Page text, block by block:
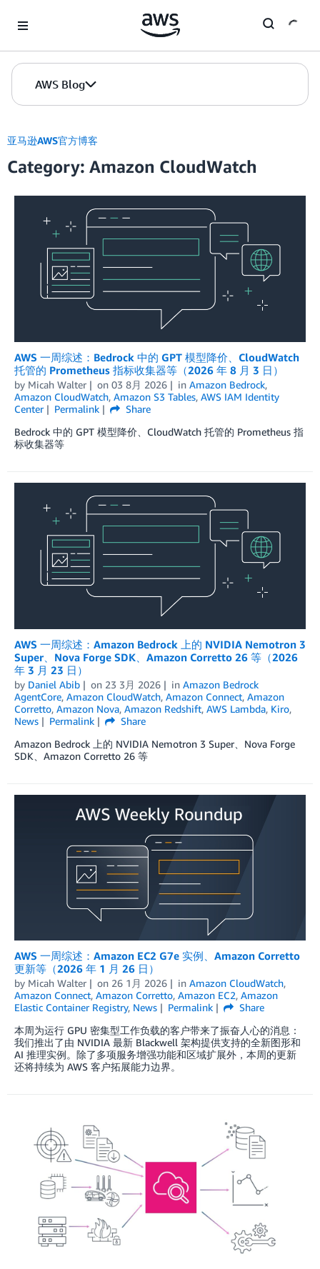
AWS Blog
亚马逊AWS官方博客
Category: Amazon CloudWatch
AWS 一周综述：Bedrock 中的 GPT 模型降价、CloudWatch
托管的 Prometheus 指标收集器等（2026 年 8 月 3 日）
by Micah Walter on 03 8月 2026 in Amazon Bedrock,
Amazon CloudWatch, Amazon S3 Tables, AWS IAM Identity
Center
Permalink
Share
Bedrock 中的 GPT 模型降价、CloudWatch 托管的 Prometheus 指
标收集器等
AWS 一周综述：Amazon Bedrock 上的 NVIDIA Nemotron 3
Super、Nova Forge SDK、Amazon Corretto 26 等（2026
年 3 月 23 日）
by Daniel Abib on 23 3月 2026 in Amazon Bedrock
AgentCore, Amazon CloudWatch, Amazon Connect, Amazon
Corretto, Amazon Nova, Amazon Redshift, AWS Lambda, Kiro,
News
Permalink
Share
Amazon Bedrock 上的 NVIDIA Nemotron 3 Super、Nova Forge
SDK、Amazon Corretto 26 等
AWS 一周综述：Amazon EC2 G7e 实例、Amazon Corretto
更新等（2026 年 1 月 26 日）
by Micah Walter on 26 1月 2026 in Amazon CloudWatch,
Amazon Connect, Amazon Corretto, Amazon EC2, Amazon
Elastic Container Registry, News Permalink
Share
本周为运行 GPU 密集型工作负载的客户带来了振奋人心的消息：
我们推出了由 NVIDIA 最新 Blackwell 架构提供支持的全新图形和
AI 推理实例。除了多项服务增强功能和区域扩展外，本周的更新
还将持续为 AWS 客户拓展能力边界。